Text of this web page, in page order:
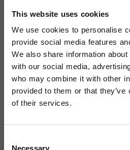
This website uses cookies
We use cookies to personalise
provide social media features
We also share information
with our social media,
who may combine it with other
provided to them or that
of their services.
Necessary
Tesil Finum M
En tesil som passar både till koppar
i diskmaskin.